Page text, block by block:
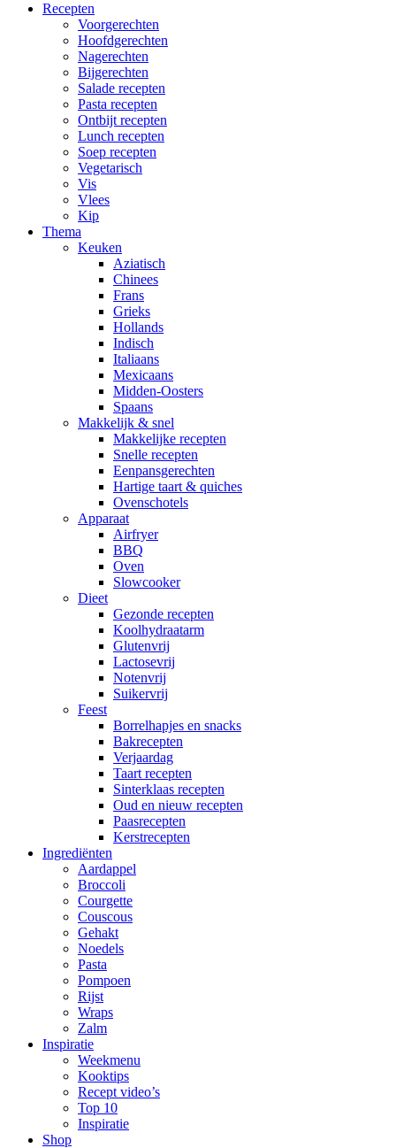
Recepten
Voorgerechten
Hoofdgerechten
Nagerechten
Bijgerechten
Salade recepten
Pasta recepten
Ontbijt recepten
Lunch recepten
Soep recepten
Vegetarisch
Vis
Vlees
Kip
Thema
Keuken
Aziatisch
Chinees
Frans
Grieks
Hollands
Indisch
Italiaans
Mexicaans
Midden-Oosters
Spaans
Makkelijk & snel
Makkelijke recepten
Snelle recepten
Eenpansgerechten
Hartige taart & quiches
Ovenschotels
Apparaat
Airfryer
BBQ
Oven
Slowcooker
Dieet
Gezonde recepten
Koolhydraatarm
Glutenvrij
Lactosevrij
Notenvrij
Suikervrij
Feest
Borrelhapjes en snacks
Bakrecepten
Verjaardag
Taart recepten
Sinterklaas recepten
Oud en nieuw recepten
Paasrecepten
Kerstrecepten
Ingrediënten
Aardappel
Broccoli
Courgette
Couscous
Gehakt
Noedels
Pasta
Pompoen
Rijst
Wraps
Zalm
Inspiratie
Weekmenu
Kooktips
Recept video’s
Top 10
Inspiratie
Shop